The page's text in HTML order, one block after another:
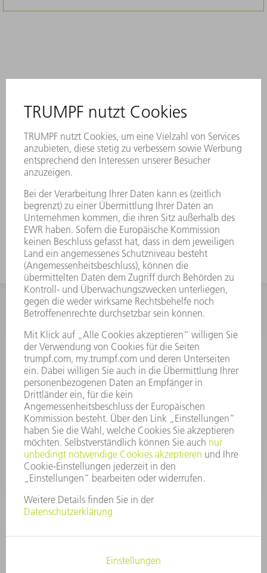
INFORMATION
Häufig gestellte Fragen
Allgemeine Geschäftsbedingungen
KONTAKT
After Sales
+43722160396550
Mo - Do: 08:00 -17:30 Uhr
Fr: 08:00 -16:30 Uhr
ersatzteile@at.trumpf.com